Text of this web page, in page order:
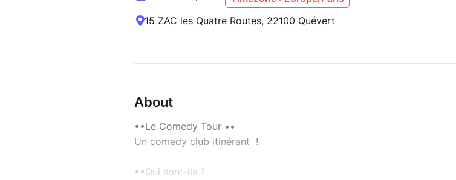
15 ZAC les Quatre Routes, 22100 Quévert
About
••Le Comedy Tour ••
Un comedy club itinérant !
••Qui sont-ils ?